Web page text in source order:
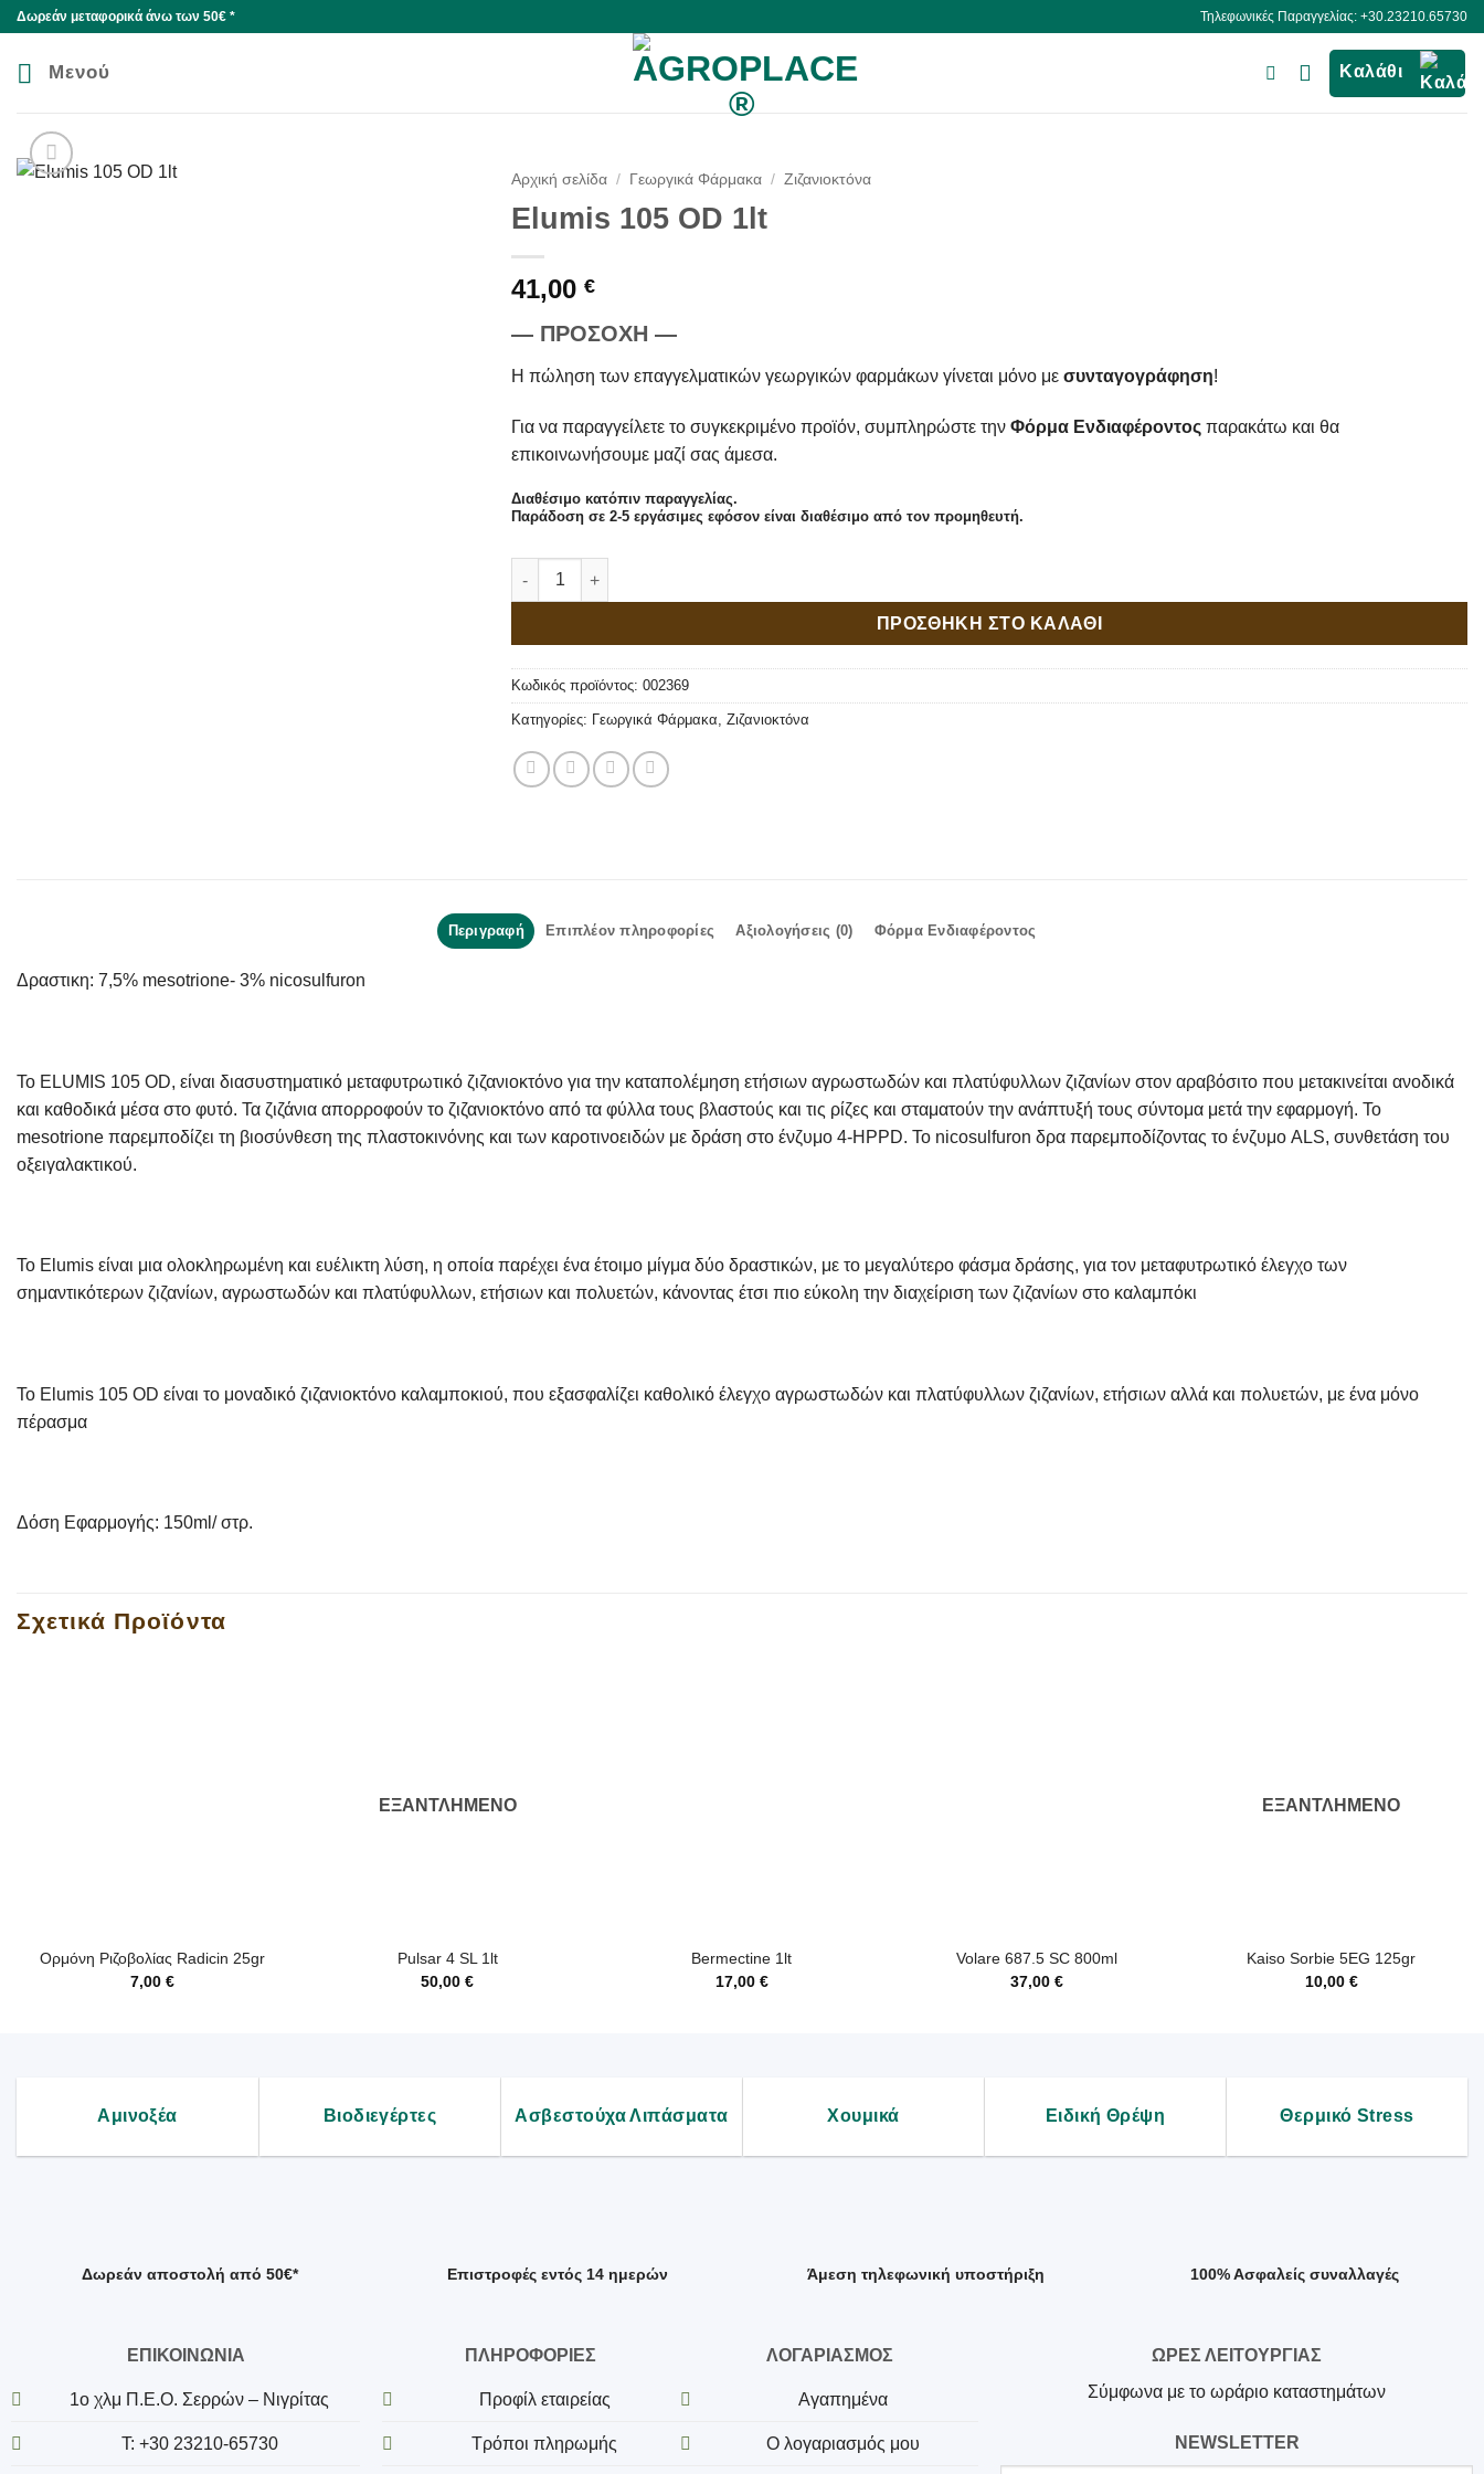
Skip
content
Δωρεάν μεταφορικά άνω των 50€ * Τηλεφωνικές Παραγγελίας: +30.23210.65730
Μενού Καλάθι
Αρχική σελίδα / Γεωργικά Φάρμακα / Ζιζανιοκτόνα
Elumis 105 OD 1lt
41,00 €
— ΠΡΟΣΟΧΗ —
Η πώληση των επαγγελματικών γεωργικών φαρμάκων γίνεται μόνο με συνταγογράφηση!
Για να παραγγείλετε το συγκεκριμένο προϊόν, συμπληρώστε την Φόρμα Ενδιαφέροντος παρακάτω και θα
επικοινωνήσουμε μαζί σας άμεσα.
Διαθέσιμο κατόπιν παραγγελίας.
Παράδοση σε 2-5 εργάσιμες εφόσον είναι διαθέσιμο από τον προμηθευτή.
Elumis 105 OD 1lt ποσότητα
ΠΡΟΣΘΗΚΗ ΣΤΟ ΚΑΛΑΘΙ
Κωδικός προϊόντος: 002369
Κατηγορίες: Γεωργικά Φάρμακα, Ζιζανιοκτόνα
Περιγραφή Επιπλέον πληροφορίες Αξιολογήσεις (0) Φόρμα Ενδιαφέροντος
Δραστικη: 7,5% mesotrione- 3% nicosulfuron
Το ELUMIS 105 OD, είναι διασυστηματικό μεταφυτρωτικό ζιζανιοκτόνο για την καταπολέμηση ετήσιων αγρωστωδών και πλατύφυλλων ζιζανίων στον αραβόσιτο που μετακινείται ανοδικά
και καθοδικά μέσα στο φυτό. Τα ζιζάνια απορροφούν το ζιζανιοκτόνο από τα φύλλα τους βλαστούς και τις ρίζες και σταματούν την ανάπτυξή τους σύντομα μετά την εφαρμογή. Το
mesotrione παρεμποδίζει τη βιοσύνθεση της πλαστοκινόνης και των καροτινοειδών με δράση στο ένζυμο 4-HPPD. To nicosulfuron δρα παρεμποδίζοντας το ένζυμο ALS, συνθετάση του
οξειγαλακτικού.
Το Elumis είναι μια ολοκληρωμένη και ευέλικτη λύση, η οποία παρέχει ένα έτοιμο μίγμα δύο δραστικών, με το μεγαλύτερο φάσμα δράσης, για τον μεταφυτρωτικό έλεγχο των
σημαντικότερων ζιζανίων, αγρωστωδών και πλατύφυλλων, ετήσιων και πολυετών, κάνοντας έτσι πιο εύκολη την διαχείριση των ζιζανίων στο καλαμπόκι
Το Elumis 105 OD είναι το μοναδικό ζιζανιοκτόνο καλαμποκιού, που εξασφαλίζει καθολικό έλεγχο αγρωστωδών και πλατύφυλλων ζιζανίων, ετήσιων αλλά και πολυετών, με ένα μόνο
πέρασμα
Δόση Εφαρμογής: 150ml/ στρ.
Σχετικά Προϊόντα
Ορμόνη Ριζοβολίας Radicin 25gr
7,00€
ΕΞΑΝΤΛΗΜΈΝΟ
Pulsar 4 SL 1lt
50,00€
Bermectine 1lt
17,00 €
Volare 687.5 SC 800ml
37,00 €
ΕΞΑΝΤΛΗΜΈΝΟ
Kaiso Sorbie 5EG 125gr
10,00 €
Αμινοξέα Βιοδιεγέρτες Ασβεστούχα Λιπάσματα Χουμικά Ειδική Θρέψη Θερμικό Stress
Δωρεάν αποστολή από 50€* Επιστροφές εντός 14 ημερών Άμεση τηλεφωνική υποστήριξη 100% Ασφαλείς συναλλαγές
ΕΠΙΚΟΙΝΩΝΙΑ
1o χλμ Π.Ε.Ο. Σερρών – Νιγρίτας
T: +30 23210-65730
ΠΛΗΡΟΦΟΡΙΕΣ
Προφίλ εταιρείας
Τρόποι πληρωμής
ΛΟΓΑΡΙΑΣΜΟΣ
Αγαπημένα
Ο λογαριασμός μου
ΩΡΕΣ ΛΕΙΤΟΥΡΓΙΑΣ
Σύμφωνα με το ωράριο καταστημάτων
NEWSLETTER